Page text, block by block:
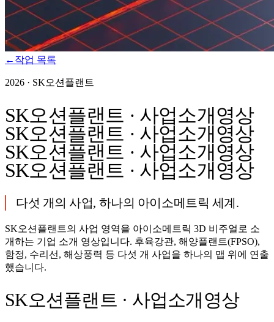
← 작업 목록
2026 · SK오션플랜트
SK오션플랜트 · 사업소개영상
SK오션플랜트 · 사업소개영상
SK오션플랜트 · 사업소개영상
SK오션플랜트 · 사업소개영상
다섯 개의 사업, 하나의 아이소메트릭 세계.
SK오션플랜트의 사업 영역을 아이소메트릭 3D 비주얼로 소
개하는 기업 소개 영상입니다. 후육강관, 해양플랜트(FPSO),
함정, 수리선, 해상풍력 등 다섯 개 사업을 하나의 맵 위에 연출
했습니다.
SK오션플랜트 · 사업소개영상